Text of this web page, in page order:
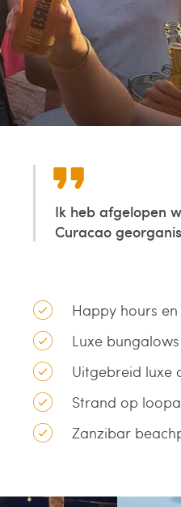
Ik heb afgelopen
Curacao
Happy hours
Luxe
Uitgebreid luxe
Strand op
Zanzibar